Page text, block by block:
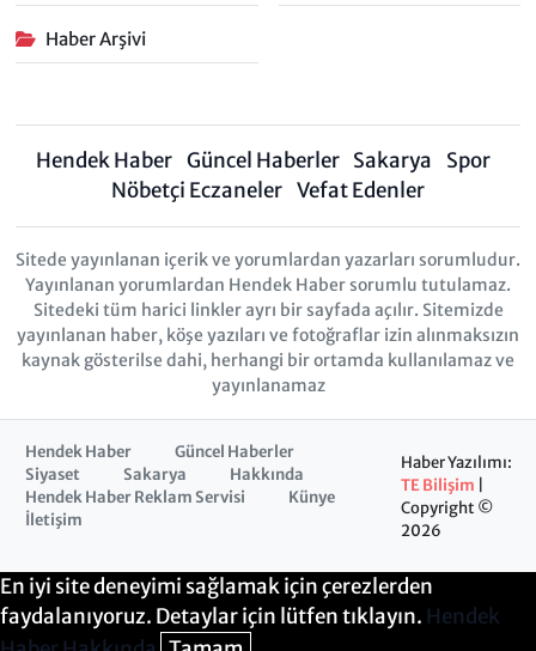
Haber Arşivi
Hendek Haber Güncel Haberler Sakarya
Spor
Nöbetçi Eczaneler Vefat Edenler
Sitede yayınlanan içerik ve yorumlardan yazarları sorumludur.
Yayınlanan yorumlardan Hendek Haber sorumlu tutulamaz.
Sitedeki tüm harici linkler ayrı bir sayfada açılır. Sitemizde
yayınlanan haber, köşe yazıları ve fotoğraflar izin alınmaksızın
kaynak gösterilse dahi, herhangi bir ortamda kullanılamaz ve
yayınlanamaz
Hendek Haber
Güncel Haberler
Siyaset
Sakarya
Hakkında
Hendek Haber Reklam Servisi
Künye
İletişim
Haber Yazılımı:
TE Bilişim
Copyright ©
2026
En iyi site deneyimi sağlamak için çerezlerden
faydalanıyoruz. Detaylar için lütfen tıklayın. Hendek